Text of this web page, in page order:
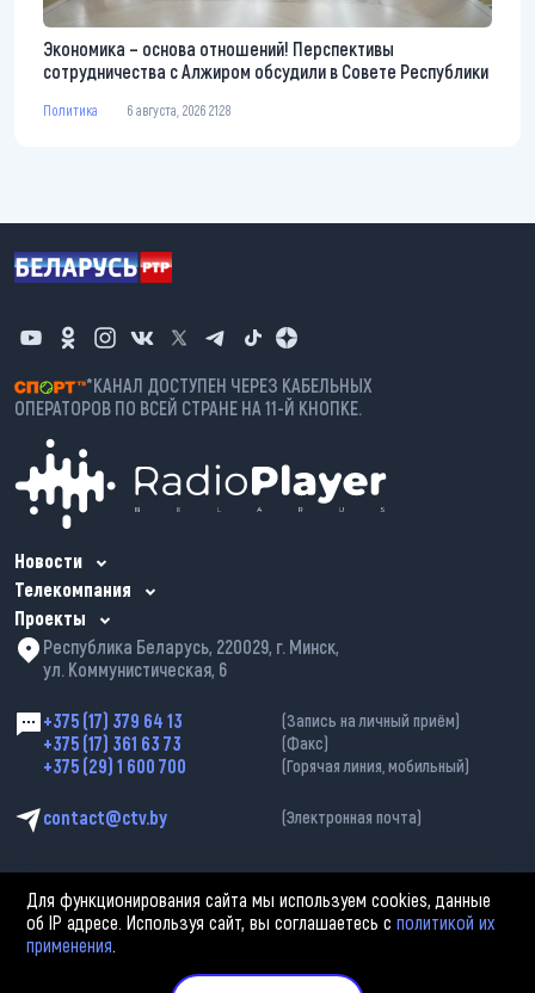
Экономика – основа отношений! Перспективы
сотрудничества с Алжиром обсудили в Совете Республики
Политика 6 августа, 2026 21:28
*КАНАЛ ДОСТУПЕН ЧЕРЕЗ КАБЕЛЬНЫХ
ОПЕРАТОРОВ ПО ВСЕЙ СТРАНЕ НА 11-Й КНОПКЕ.
Новости
Телекомпания
Проекты
Республика Беларусь, 220029, г. Минск,
ул. Коммунистическая, 6
+375 (17) 379 64 13 (Запись на личный приём)
+375 (17) 361 63 73 (Факс)
+375 (29) 1 600 700 (Горячая линия, мобильный)
contact@ctv.by (Электронная почта)
2002—2026 © ЗАО «Столичное телевидение». При любом использовании
материалов активная гиперссылка на «belarus-news.by» обязательна.
Для функционирования сайта мы используем cookies, данные
об IP адресе. Используя сайт, вы соглашаетесь сполитикой их
применения.